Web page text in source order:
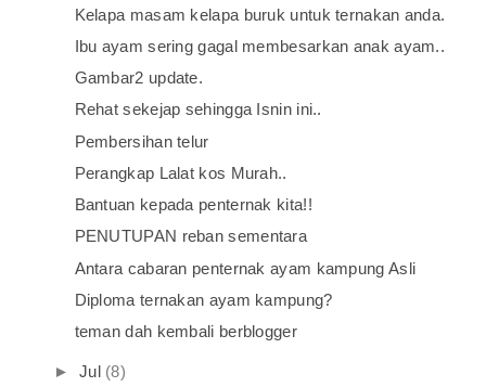
Kelapa masam kelapa buruk untuk ternakan anda.
Ibu ayam sering gagal membesarkan anak ayam..
Gambar2 update.
Rehat sekejap sehingga Isnin ini..
Pembersihan telur
Perangkap Lalat kos Murah..
Bantuan kepada penternak kita!!
PENUTUPAN reban sementara
Antara cabaran penternak ayam kampung Asli
Diploma ternakan ayam kampung?
teman dah kembali berblogger
► Jul (8)